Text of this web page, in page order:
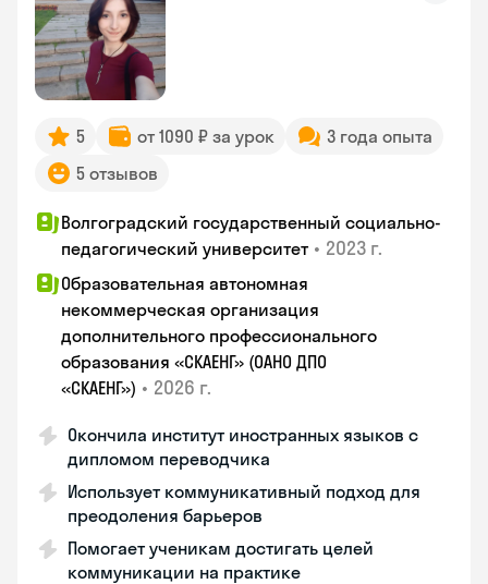
5 от 1090 ₽ за урок
3 года опыта
5 отзывов
Волгоградский государственный социально-
педагогический университет • 2023 г.
Образовательная автономная
некоммерческая организация
дополнительного профессионального
образования «СКАЕНГ» (ОАНО ДПО
«СКАЕНГ») • 2026 г.
Окончила институт иностранных языков с
дипломом переводчика
Использует коммуникативный подход для
преодоления барьеров
Помогает ученикам достигать целей
коммуникации на практике